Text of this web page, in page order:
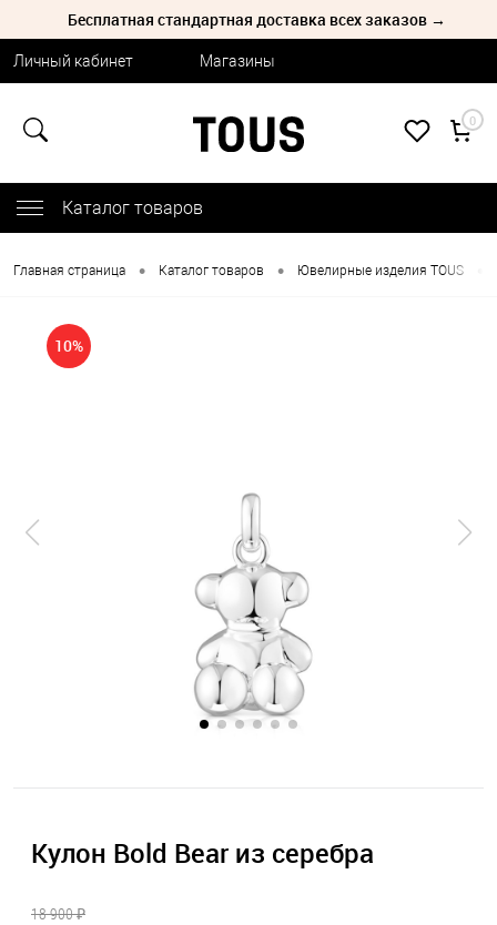
Бесплатная стандартная доставка всех заказов →
Личный кабинет Магазины
0
Каталог товаров
Главная страница • Каталог товаров • Ювелирные изделия TOUS
10%
Кулон Bold Bear из серебра
18 900 ₽